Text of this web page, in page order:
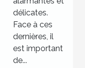
?
délicates.
Face à ces
dernières, il
est important
de...